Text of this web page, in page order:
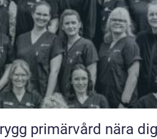
svedala trygg primärvård nära dig